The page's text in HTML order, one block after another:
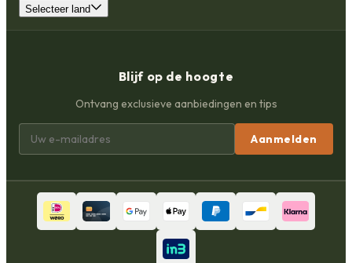
Selecteer land
Blijf op de hoogte
Ontvang exclusieve aanbiedingen en tips
Aanmelden